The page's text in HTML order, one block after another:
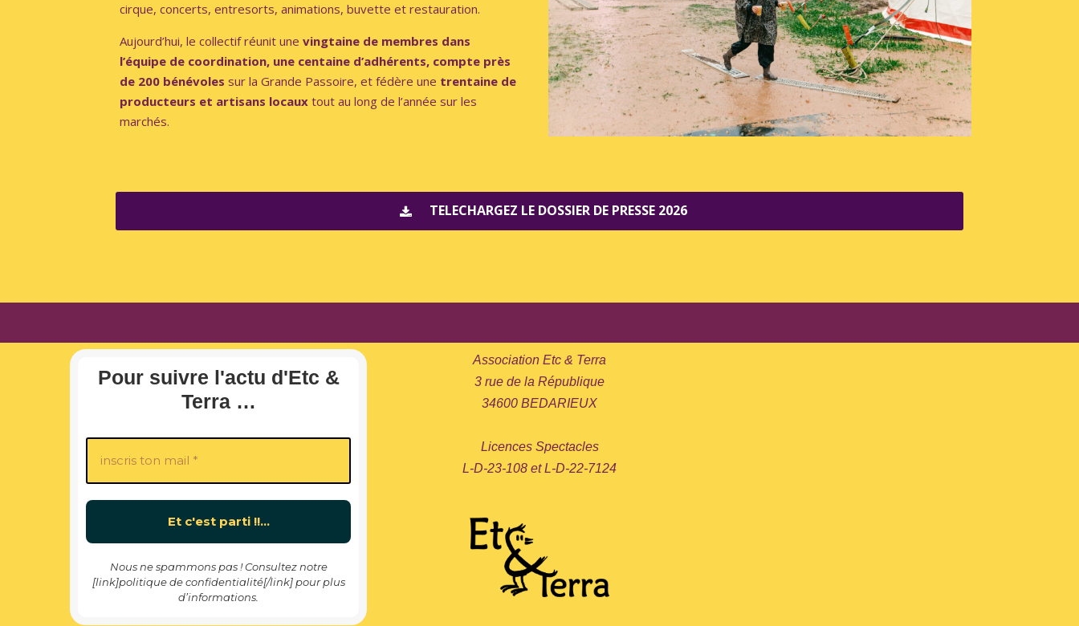
cirque, concerts, entresorts, animations, buvette et restauration.
Aujourd’hui, le collectif réunit une vingtaine de membres dans
l’équipe de coordination, une centaine d’adhérents, compte près
de 200 bénévoles sur la Grande Passoire, et fédère une trentaine de
producteurs et artisans locauxtout au long de l’année sur les
marchés.
TELECHARGEZ LE DOSSIER DE PRESSE 2026
Pour suivre l'actu d'Etc &
Terra …
Nous ne spammons pas ! Consultez notre
[link]politique de confidentialité[/link] pour plus
d’informations.
Association Etc & Terra
3 rue de la République
34600 BEDARIEUX
Licences Spectacles
L-D-23-108 et L-D-22-7124